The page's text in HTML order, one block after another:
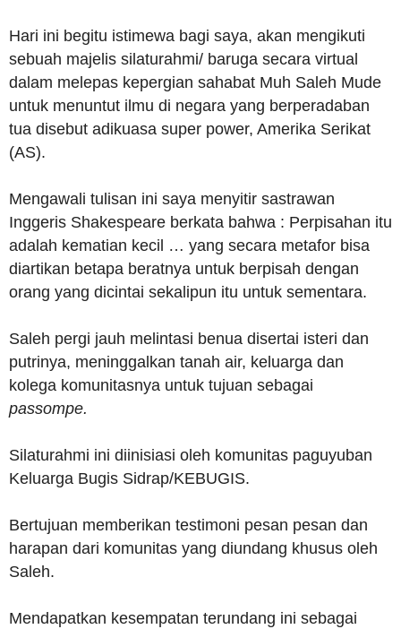
Hari ini begitu istimewa bagi saya, akan mengikuti
sebuah majelis silaturahmi/ baruga secara virtual
dalam melepas kepergian sahabat Muh Saleh Mude
untuk menuntut ilmu di negara yang berperadaban
tua disebut adikuasa super power, Amerika Serikat
(AS).
Mengawali tulisan ini saya menyitir sastrawan
Inggeris Shakespeare berkata bahwa : Perpisahan itu
adalah kematian kecil … yang secara metafor bisa
diartikan betapa beratnya untuk berpisah dengan
orang yang dicintai sekalipun itu untuk sementara.
Saleh pergi jauh melintasi benua disertai isteri dan
putrinya, meninggalkan tanah air, keluarga dan
kolega komunitasnya untuk tujuan sebagai
passompe.
Silaturahmi ini diinisiasi oleh komunitas paguyuban
Keluarga Bugis Sidrap/KEBUGIS.
Bertujuan memberikan testimoni pesan pesan dan
harapan dari komunitas yang diundang khusus oleh
Saleh.
Mendapatkan kesempatan terundang ini sebagai